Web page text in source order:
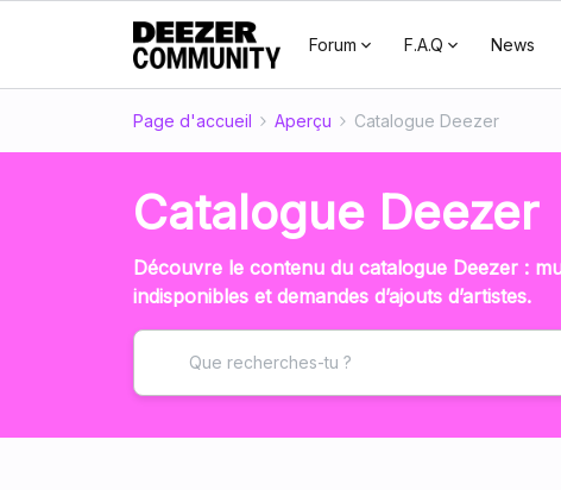
Forum F.A.Q News
Page d'accueil Aperçu Catalogue Deezer
Catalogue Deezer
Découvre le contenu du catalogue Deezer :
indisponibles et demandes d’ajouts d’artistes.